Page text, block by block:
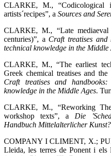
CLARKE, M., “Codicological
artists´recipes”, a Sources and
CLARKE, M., “Late mediaeval
centuries)”, a Craft treatises and
technical knowledge in the Middle
CLARKE, M., “The earliest
Greek chemical treatises and
Craft treatises and
knowledge in the Middle Ages.
CLARKE, M., “Reworking
workshop texts”, a Die
Handbuch Mittelalterlicher Kunst?
COMPANY I CLIMENT, X.;
Lleida, les terres de Ponent i